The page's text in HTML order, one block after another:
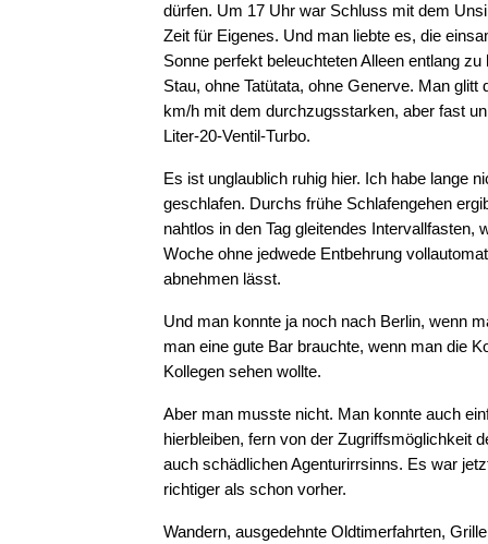
dürfen. Um 17 Uhr war Schluss mit dem
Zeit für Eigenes. Und man liebte es, die
Sonne perfekt beleuchteten Alleen entlang zu
Stau, ohne Tatütata, ohne Generve. Man glitt
km/h mit dem durchzugsstarken, aber fast
Liter-20-Ventil-Turbo.
Es ist unglaublich ruhig hier. Ich habe lange
geschlafen. Durchs frühe Schlafengehen
nahtlos in den Tag gleitendes Intervallfasten,
Woche ohne jedwede Entbehrung
abnehmen lässt.
Und man konnte ja noch nach Berlin, wenn
man eine gute Bar brauchte, wenn man die
Kollegen sehen wollte.
Aber man musste nicht. Man konnte auch
hierbleiben, fern von der Zugriffsmöglichkeit
auch schädlichen Agenturirrsinns. Es war
richtiger als schon vorher.
Wandern, ausgedehnte Oldtimerfahrten,